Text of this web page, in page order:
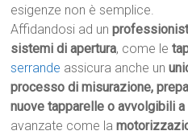
esigenze non è semplice.
Affidandosi ad un
sistemi di apertura, come le
serrande assicura anche un
processo di misurazione,
nuove tapparelle o avvolgibili a
avanzate come la